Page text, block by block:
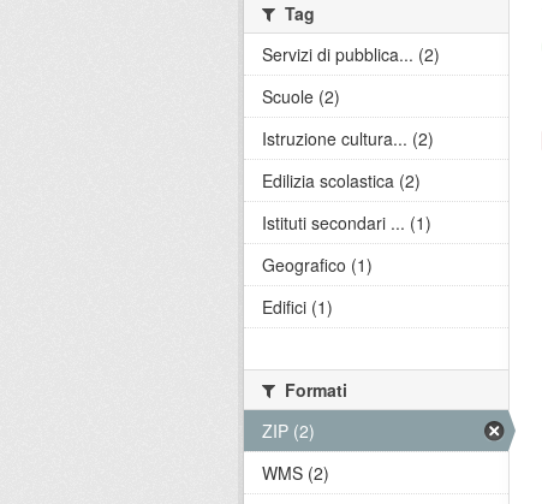
Tag
Servizi di pubblica... (2)
Scuole (2)
Istruzione cultura... (2)
Edilizia scolastica (2)
Istituti secondari ... (1)
Geografico (1)
Edifici (1)
Formati
ZIP (2)
WMS (2)